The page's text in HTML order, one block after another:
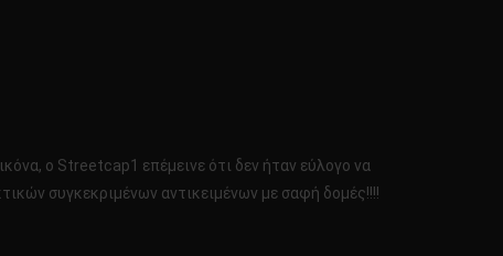
ο Streetcap1 επέμεινε ότι δεν ήταν εύλογο να
συγκεκριμένων αντικειμένων με σαφή δομές!!!!